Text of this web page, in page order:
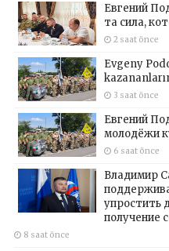
Евгений
та сила,
2 saat önce
Evgeny
3 saat önce
Евгений
молодёжи
6 saat önce
Владимир
упростить
получение
8 saat önce